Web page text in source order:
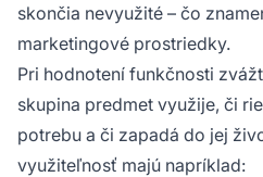
skončia nevyužité – čo
marketingové prostriedky.
Pri hodnotení funkčnosti
skupina predmet využije, či
potrebu a či zapadá do jej
využiteľnosť majú napríklad: